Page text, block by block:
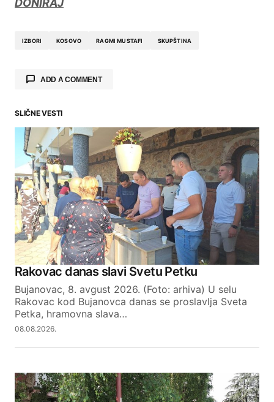
DONIRAJ
IZBORI KOSOVO RAGMI MUSTAFI SKUPŠTINA
ADD A COMMENT
Your email address will not be published.
Required fields are marked*
Comment*
Your Name
Your E-mail
SLIČNE VESTI
Rakovac danas slavi Svetu Petku
Bujanovac, 8. avgust 2026. (Foto: arhiva) U selu
Rakovac kod Bujanovca danas se proslavlja Sveta
Petka, hramovna slava…
08.08.2026.